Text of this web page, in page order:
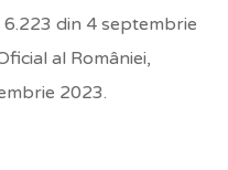
din 4 septembrie
al României,
2023.